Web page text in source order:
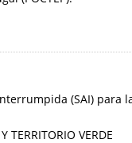
(SAI) para
TERRITORIO VERDE